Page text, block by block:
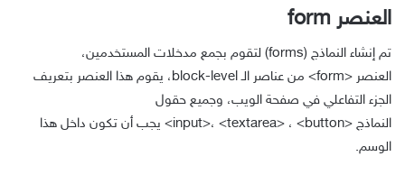
العنصر form
تم إنشاء النماذج (forms) لتقوم بجمع مدخلات المستخدمين،
العنصر <form>
من عناصر الـ block-level، يقوم هذا العنصر بتعريف
الجزء التفاعلي في صفحة الويب، وجميع حقول
النماذج <input> ، <textarea> ، <button>
يجب أن تكون داخل هذا
الوسم.